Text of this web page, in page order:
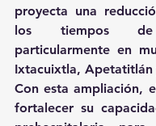
proyecta una
los tiempos de
particularmente en
Ixtacuixtla, Apetatitlán
Con esta ampliación,
fortalecer su